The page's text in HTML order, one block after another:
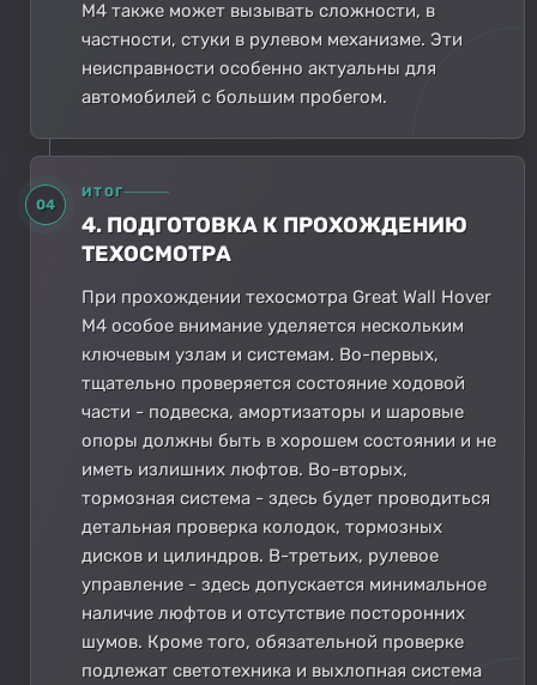
M4 также может вызывать сложности, в
частности, стуки в рулевом механизме. Эти
неисправности особенно актуальны для
автомобилей с большим пробегом.
04
ИТОГ
4. ПОДГОТОВКА К ПРОХОЖДЕНИЮ
ТЕХОСМОТРА
При прохождении техосмотра Great Wall Hover
M4 особое внимание уделяется нескольким
ключевым узлам и системам. Во-первых,
тщательно проверяется состояние ходовой
части - подвеска, амортизаторы и шаровые
опоры должны быть в хорошем состоянии и не
иметь излишних люфтов. Во-вторых,
тормозная система - здесь будет проводиться
детальная проверка колодок, тормозных
дисков и цилиндров. В-третьих, рулевое
управление - здесь допускается минимальное
наличие люфтов и отсутствие посторонних
шумов. Кроме того, обязательной проверке
подлежат светотехника и выхлопная система